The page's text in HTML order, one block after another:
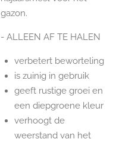
gazon.
- ALLEEN AF TE HALEN
verbetert beworteling
is zuinig in gebruik
geeft rustige groei en
een diepgroene kleur
verhoogt de
weerstand van het